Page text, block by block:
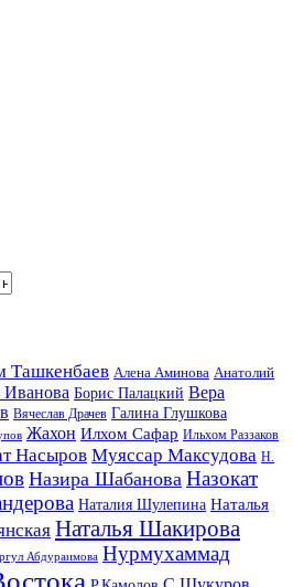
Ташкенбаев Алена Аминова Анатолий
Борис Палацкий Вера
Вячеслав Драчев Галина Глушкова
Жахон Илхом Сафар Ильхом Раззаков
Насыров Муяссар Максудова Н.
Назира Шабанова Назокат
Наталия Шулепина Наталья
Наталья Шакирова
Абдураимова Нурмухаммад